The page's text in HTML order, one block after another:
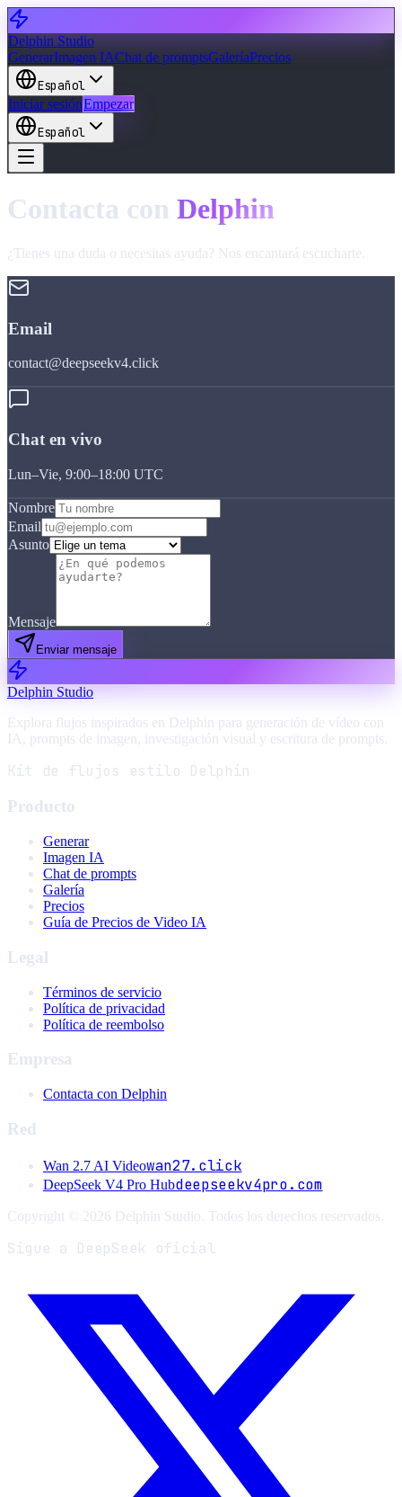
Delphin Studio
GenerarImagen IAChat de promptsGaleríaPrecios
Español
Iniciar sesiónEmpezar
Español
Contacta con Delphin
¿Tienes una duda o necesitas ayuda? Nos encantará escucharte.
Email
contact@deepseekv4.click
Chat en vivo
Lun–Vie, 9:00–18:00 UTC
Nombre
Email
Asunto
Mensaje
Enviar mensaje
Delphin Studio
Explora flujos inspirados en Delphin para generación de vídeo con
IA, prompts de imagen, investigación visual y escritura de prompts.
Kit de flujos estilo Delphin
Producto
Generar
Imagen IA
Chat de prompts
Galería
Precios
Guía de Precios de Video IA
Legal
Términos de servicio
Política de privacidad
Política de reembolso
Empresa
Contacta con Delphin
Red
Wan 2.7 AI Videowan27.click
DeepSeek V4 Pro Hubdeepseekv4pro.com
Copyright © 2026 Delphin Studio. Todos los derechos reservados.
Sigue a DeepSeek oficial